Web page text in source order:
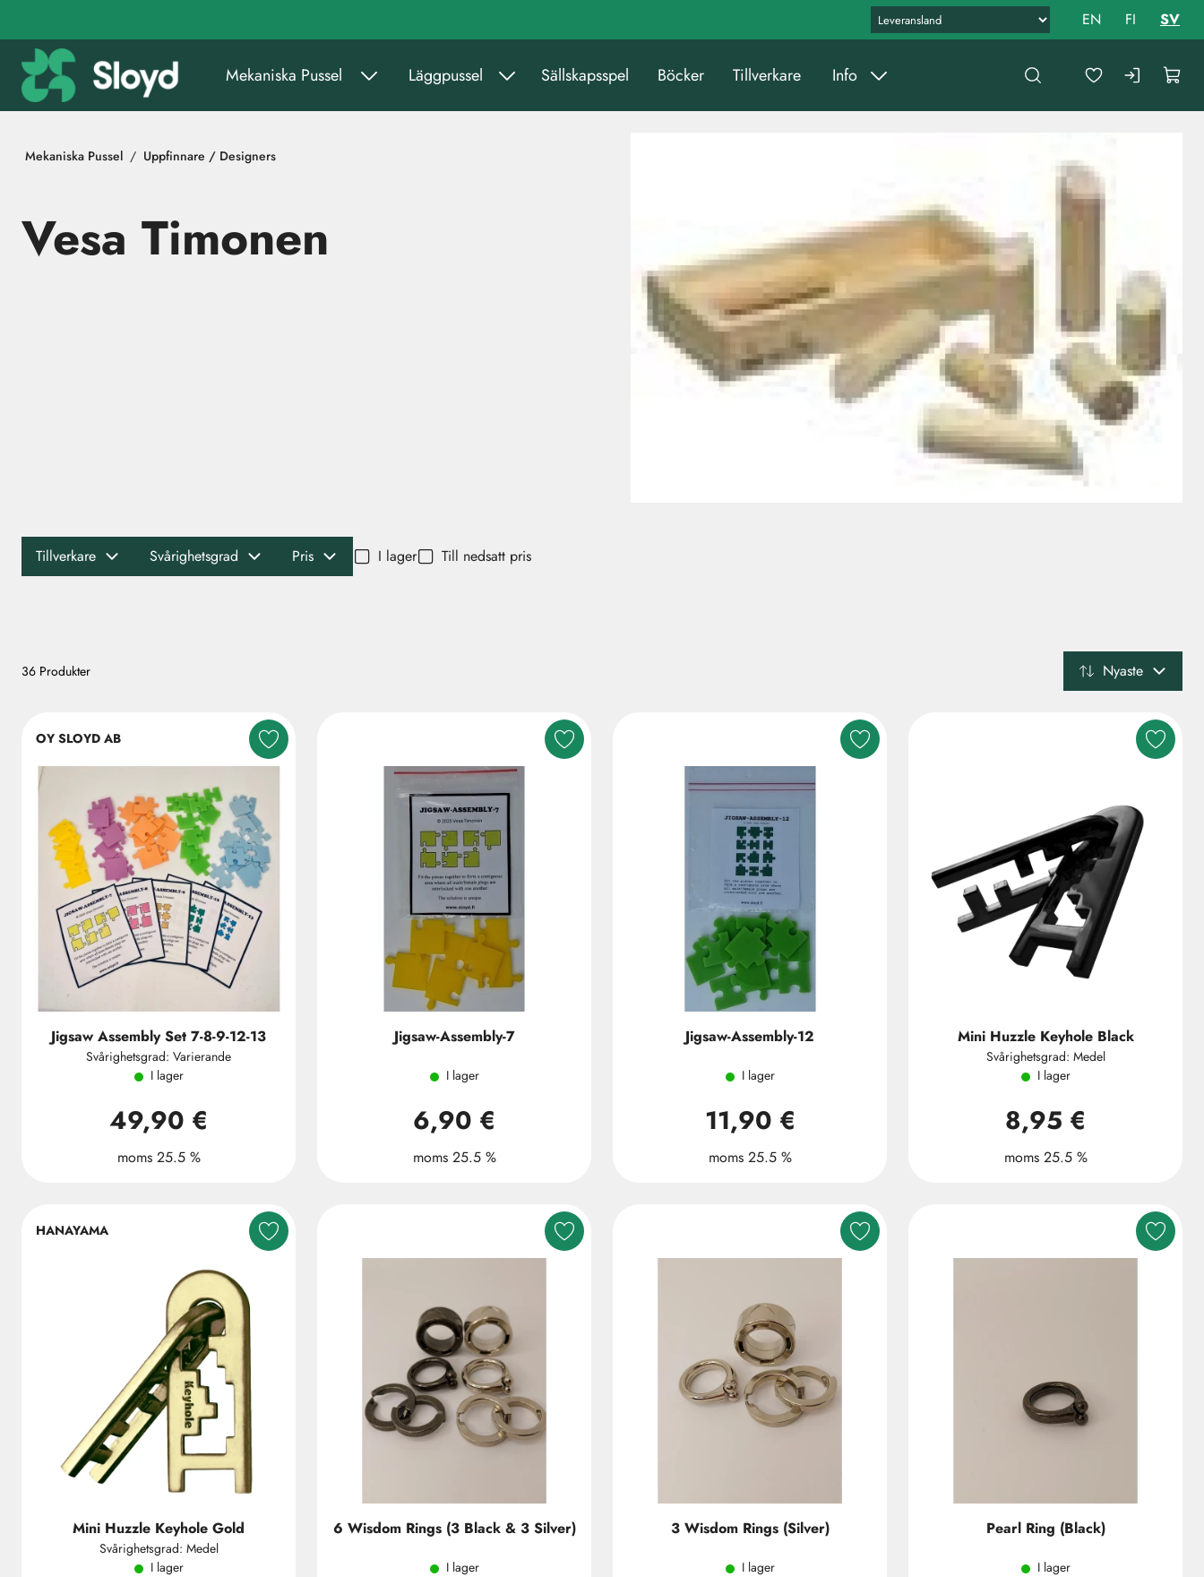
Mekaniska Pussel Läggpussel Sällskapsspel Böcker Tillverkare Info
EN FI SV
Mekaniska Pussel Uppfinnare / Designers
Vesa Timonen
Tillverkare Svårighetsgrad Pris I lager Till nedsatt pris
Nyaste
36 Produkter
OY SLOYD AB
Jigsaw Assembly Set 7-8-9-12-13
Svårighetsgrad: Varierande
I lager
49,90 €
moms 25.5 %
Jigsaw-Assembly-7
I lager
6,90 €
moms 25.5 %
Jigsaw-Assembly-12
I lager
11,90 €
moms 25.5 %
Mini Huzzle Keyhole Black
Svårighetsgrad: Medel
I lager
8,95 €
moms 25.5 %
HANAYAMA
Mini Huzzle Keyhole Gold
Svårighetsgrad: Medel
I lager
6 Wisdom Rings (3 Black & 3 Silver)
I lager
3 Wisdom Rings (Silver)
I lager
Pearl Ring (Black)
I lager